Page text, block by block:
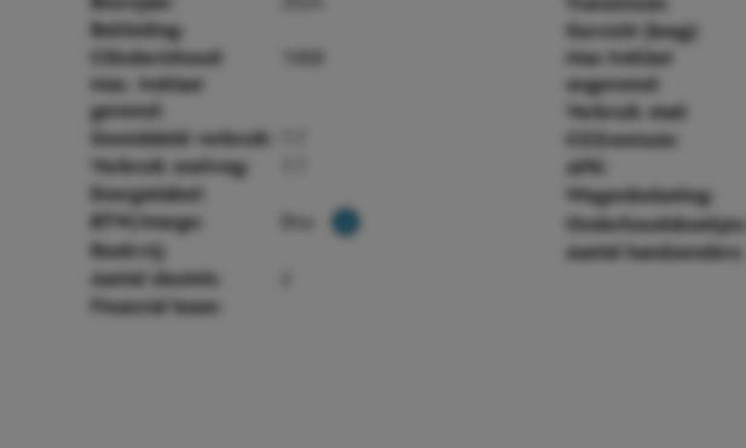
Bekleding:
Cilinderinhoud:
1968
Max. treklast
geremd:
Gemiddeld verbruik:
Verbruik snelweg:
Energielabel:
BTW/Marge:
Btw
Rookvrij:
Aantal sleutels:
Financial lease:
Gewicht (leeg):
Max treklast
ongeremd:
Verbruik stad:
CO2-emissie:
APK:
Wegenbelasting:
Onderhoudsboekjes:
Aantal handzenders: